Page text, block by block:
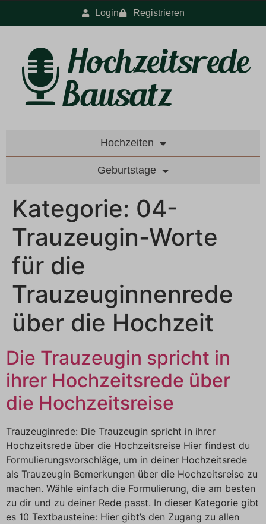
Login Registrieren
Hochzeiten
Geburtstage
Kategorie: 04-
Trauzeugin-Worte
für die
Trauzeuginnenrede
über die Hochzeit
Die Trauzeugin spricht in
ihrer Hochzeitsrede über
die Hochzeitsreise
Trauzeuginrede: Die Trauzeugin spricht in ihrer
Hochzeitsrede über die Hochzeitsreise Hier findest du
Formulierungsvorschläge, um in deiner Hochzeitsrede
als Trauzeugin Bemerkungen über die Hochzeitsreise zu
machen. Wähle einfach die Formulierung, die am besten
zu dir und zu deiner Rede passt. In dieser Kategorie gibt
es 10 Textbausteine: Hier gibt’s den Zugang zu allen